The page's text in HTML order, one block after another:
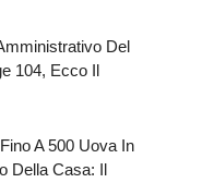
Del
104, Ecco Il
A 500 Uova In
Della Casa: Il